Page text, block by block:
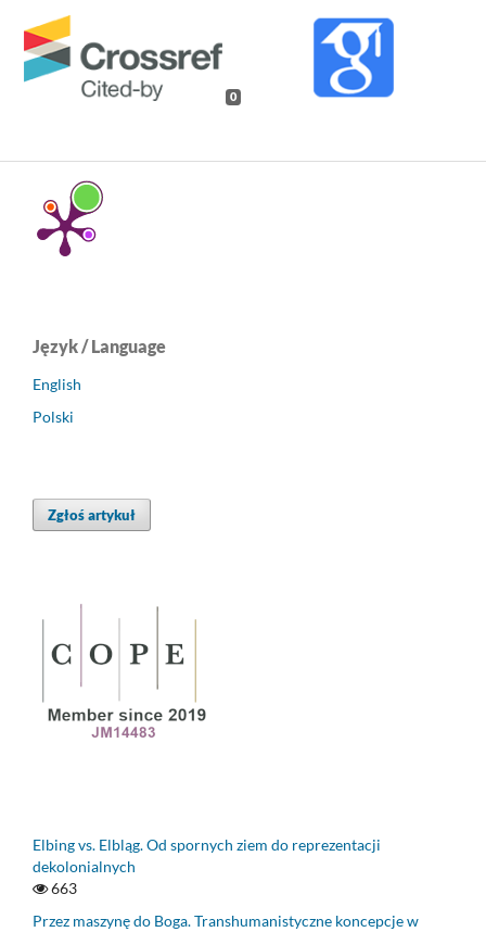
0
Język / Language
English
Polski
Zgłoś artykuł
Elbing vs. Elbląg. Od spornych ziem do reprezentacji
dekolonialnych
663
Przez maszynę do Boga. Transhumanistyczne koncepcje w